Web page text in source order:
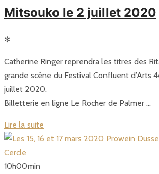
Mitsouko le 2 juillet 2020
✻
Catherine Ringer reprendra les titres des
grande scène du Festival Confluent d’Arts
juillet 2020.
Billetterie en ligne Le Rocher de Palmer …
Lire la suite
10h00min